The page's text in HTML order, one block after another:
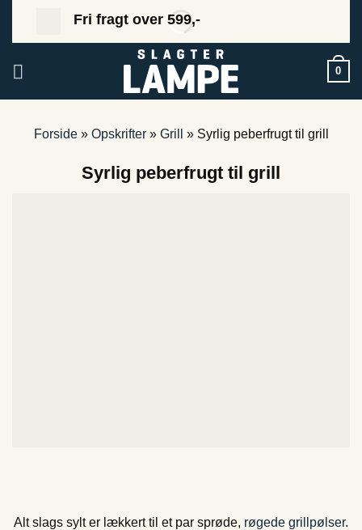
Fri fragt over 599,-
0
Forside» Opskrifter» Grill » Syrlig peberfrugt til grill
Syrlig peberfrugt til grill
Alt slags sylt er lækkert til et par sprøde, røgede grillpølser.